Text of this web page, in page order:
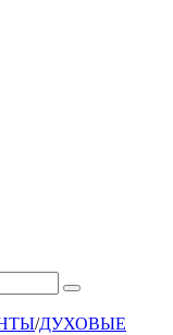
/ДУХОВЫЕ